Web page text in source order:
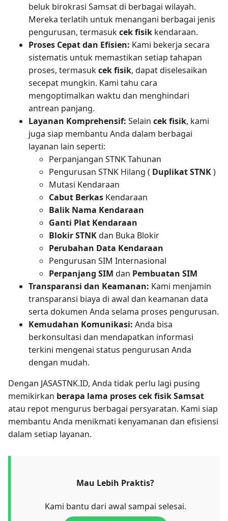
beluk birokrasi Samsat di berbagai wilayah.
Mereka terlatih untuk menangani berbagai jenis
pengurusan, termasukcek fisik kendaraan.
Proses Cepat dan Efisien: Kami bekerja secara
sistematis untuk memastikan setiap tahapan
proses, termasukcek fisik, dapat diselesaikan
secepat mungkin. Kami tahu cara
mengoptimalkan waktu dan menghindari
antrean panjang.
Layanan Komprehensif: Selain cek fisik, kami
juga siap membantu Anda dalam berbagai
layanan lain seperti:
Perpanjangan STNK Tahunan
Pengurusan STNK Hilang ( Duplikat STNK)
Mutasi Kendaraan
Cabut Berkas Kendaraan
Balik Nama Kendaraan
Ganti Plat Kendaraan
Blokir STNKdan Buka Blokir
Perubahan Data Kendaraan
Pengurusan SIM Internasional
Perpanjang SIM dan Pembuatan SIM
Transparansi dan Keamanan: Kami menjamin
transparansi biaya di awal dan keamanan data
serta dokumen Anda selama proses pengurusan.
Kemudahan Komunikasi: Anda bisa
berkonsultasi dan mendapatkan informasi
terkini mengenai status pengurusan Anda
dengan mudah.
Dengan JASASTNK.ID, Anda tidak perlu lagi pusing
memikirkan berapa lama proses cek fisik Samsat
atau repot mengurus berbagai persyaratan. Kami siap
membantu Anda menikmati kenyamanan dan efisiensi
dalam setiap layanan.
Mau Lebih Praktis?
Kami bantu dari awal sampai selesai.